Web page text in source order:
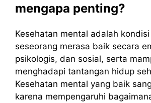
mengapa penting?
Kesehatan mental adalah
seseorang merasa baik secara
psikologis, dan sosial, serta
menghadapi tantangan hidup
Kesehatan mental yang baik
karena mempengaruhi